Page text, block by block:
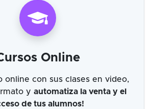
Online
online con sus clases en video,
y automatiza la venta y el
de tus alumnos!